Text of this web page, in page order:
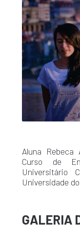
Aluna Rebeca
Curso de
Universitário
Universidade
GALERIA